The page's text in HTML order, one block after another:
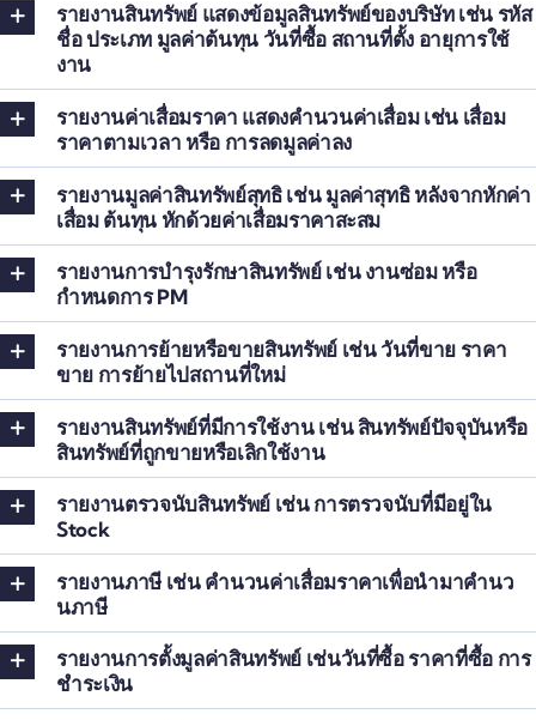
รายงานสินทรัพย์ แสดงข้อมูลสินทรัพย์ของบริษัท เช่น รหัส
ชื่อ ประเภท มูลค่าต้นทุน วันที่ซื้อ สถานที่ตั้ง อายุการใช้
งาน
รายงานค่าเสื่อมราคา แสดงคำนวนค่าเสื่อม เช่น เสื่อม
ราคาตามเวลา หรือ การลดมูลค่าลง
รายงานมูลค่าสินทรัพย์สุทธิ เช่น มูลค่าสุทธิ หลังจากหักค่า
เสื่อม ต้นทุน หักด้วยค่าเสื่อมราคาสะสม
รายงานการบำรุงรักษาสินทรัพย์ เช่น งานซ่อม หรือ
กำหนดการ PM
รายงานการย้ายหรือขายสินทรัพย์ เช่น วันที่ขาย ราคา
ขาย การย้ายไปสถานที่ใหม่
รายงานสินทรัพย์ที่มีการใช้งาน เช่น สินทรัพย์ปัจจุบันหรือ
สินทรัพย์ที่ถูกขายหรือเลิกใช้งาน
รายงานตรวจนับสินทรัพย์ เช่น การตรวจนับที่มีอยู่ใน
Stock
รายงานภาษี เช่น คำนวนค่าเสื่อมราคาเพื่อนำมาคำนว
นภาษี
รายงานการตั้งมูลค่าสินทรัพย์ เช่นวันที่ซื้อ ราคาที่ซื้อ การ
ชำระเงิน